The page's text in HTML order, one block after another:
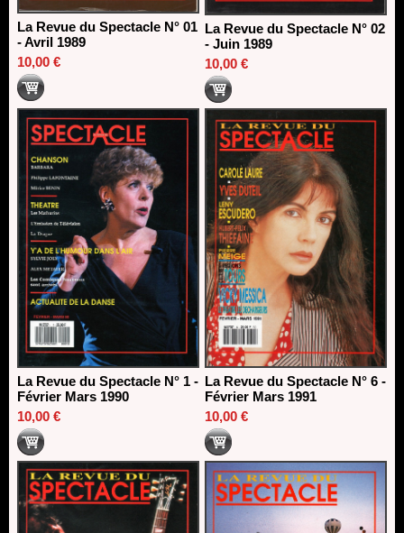
La Revue du Spectacle N° 01
- Avril 1989
10,00 €
La Revue du Spectacle N° 02
- Juin 1989
10,00 €
La Revue du Spectacle N° 1 -
Février Mars 1990
10,00 €
La Revue du Spectacle N° 6 -
Février Mars 1991
10,00 €